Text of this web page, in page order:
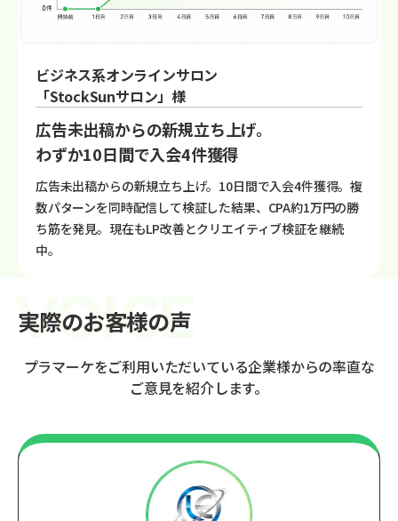
ビジネス系オンラインサロン
「StockSunサロン」様
広告未出稿からの新規立ち上げ。
わずか10日間で入会4件獲得
広告未出稿からの新規立ち上げ。10日間で入会4件獲得。複
数パターンを同時配信して検証した結果、CPA約1万円の勝
ち筋を発見。現在もLP改善とクリエイティブ検証を継続
中。
実際のお客様の声
プラマーケをご利用いただいている企業様からの率直な
ご意見を紹介します。